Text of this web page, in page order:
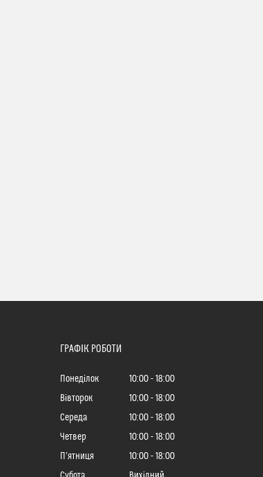
ГРАФІК РОБОТИ
Понеділок 10:00
18:00
Вівторок
10:00
18:00
Середа
10:00
18:00
Четвер
10:00
18:00
Пʼятниця
10:00
18:00